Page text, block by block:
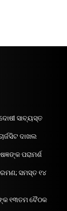
ସାବ୍ୟସ୍ତ
ଦାଖଲ
ପରାମର୍ଶ
ସମସ୍ତ ୧୪
୧୩ତମ ବୈଠକ